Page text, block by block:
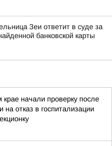
Зеи ответит в суде за
банковской карты
крае начали проверку после
отказ в госпитализации